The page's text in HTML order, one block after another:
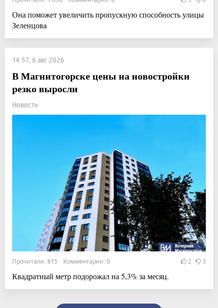
Она поможет увеличить пропускную способность улицы
Зеленцова
14:57, 6 авг 2026
В Магнитогорске цены на новостройки
резко выросли
Новости
Прочитали: 815 Комментарии: 0 2 3
Квадратный метр подорожал на 5,3% за месяц.